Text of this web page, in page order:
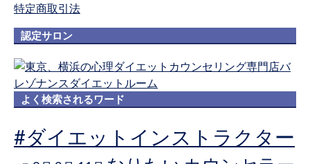
特定商取引法
認定サロン
よく検索されるワード
#ダイエットインストラクター